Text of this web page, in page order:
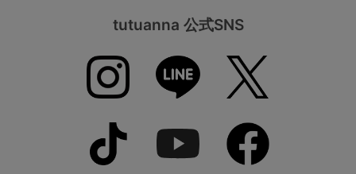
tutuanna 公式SNS